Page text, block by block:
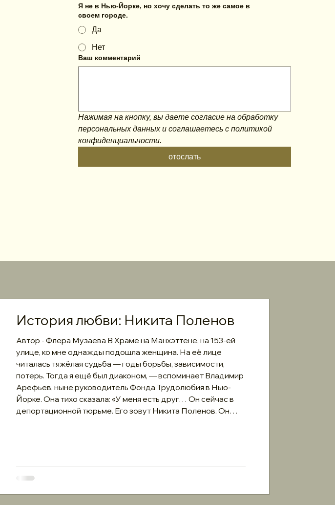
Я не в Нью-Йорке, но хочу сделать то же самое в
своем городе.
Да
Нет
Ваш комментарий
Нажимая на кнопку, вы даете согласие на обработку
персональных данных и соглашаетесь c политикой
конфиденциальности.
отослать
История любви: Никита Поленов
Автор - Флера Музаева В Храме на Манхэттене, на 153-ей
улице, ко мне однажды подошла женщина. На её лице
читалась тяжёлая судьба — годы борьбы, зависимости,
потерь. Тогда я ещё был диаконом, — вспоминает Владимир
Арефьев, ныне руководитель Фонда Трудолюбия в Нью-
Йорке. Она тихо сказала: «У меня есть друг… Он сейчас в
депортационной тюрьме. Его зовут Никита Поленов. Он